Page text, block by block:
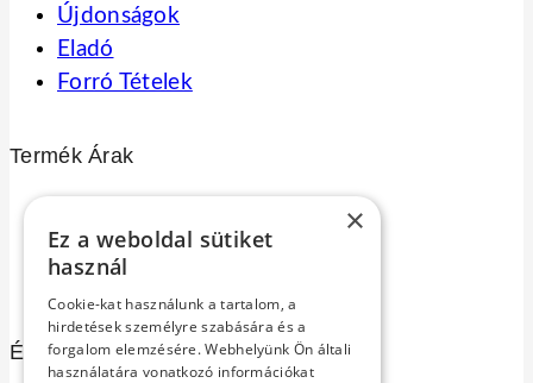
Újdonságok
Eladó
Forró Tételek
Termék Árak
17 260Ft – 25 890Ft
25 890
Értékelés
×
Ez a weboldal sütiket
használ
Cookie-kat használunk a tartalom, a
hirdetések személyre szabására és a
forgalom elemzésére. Webhelyünk Ön általi
használatára vonatkozó információkat